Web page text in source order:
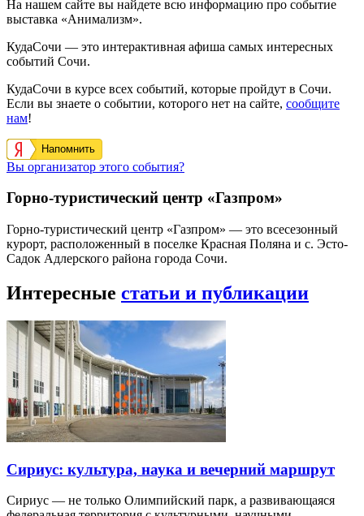
На нашем сайте вы найдете всю информацию про событие
выставка «Анимализм».
КудаСочи — это интерактивная афиша самых интересных
событий Сочи.
КудаСочи в курсе всех событий, которые пройдут в Сочи.
Если вы знаете о событии, которого нет на сайте, сообщите
нам!
Напомнить
Вы организатор этого события?
Горно-туристический центр «Газпром»
Горно-туристический центр «Газпром» — это всесезонный
курорт, расположенный в поселке Красная Поляна и с. Эсто-
Садок Адлерского района города Сочи.
Интересные статьи и публикации
Сириус: культура, наука и вечерний маршрут
Сириус — не только Олимпийский парк, а развивающаяся